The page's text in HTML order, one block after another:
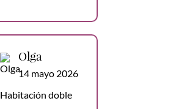
Olga
14 mayo 2026
Habitación doble